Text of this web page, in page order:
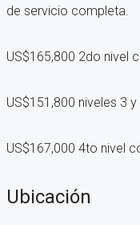
de servicio completa.
US$165,800 2do nivel
US$151,800 niveles 3
US$167,000 4to nivel
Ubicación